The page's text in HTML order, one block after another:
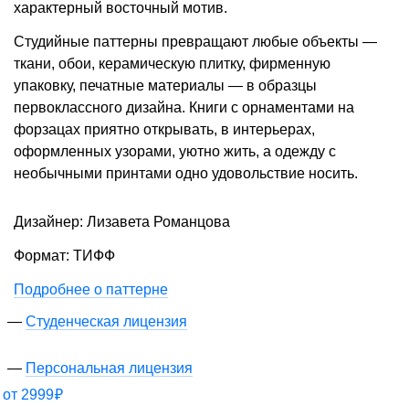
характерный восточный мотив.
Студийные паттерны превращают любые объекты —
ткани, обои, керамическую плитку, фирменную
упаковку, печатные материалы — в образцы
первоклассного дизайна. Книги с орнаментами на
форзацах приятно открывать, в интерьерах,
оформленных узорами, уютно жить, а одежду с
необычными принтами одно удовольствие носить.
Дизайнер: Лизавета Романцова
Формат: ТИФФ
Подробнее о паттерне
Студенческая лицензия
Персональная лицензия
от 2999₽